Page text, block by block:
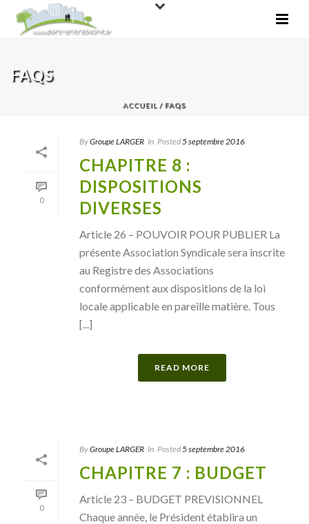
FAQS
ACCUEIL / FAQS
0
ByGroupe LARGER In Posted5 septembre 2016
CHAPITRE 8 :
DISPOSITIONS
DIVERSES
Article 26 – POUVOIR POUR PUBLIER La
présente Association Syndicale sera inscrite
au Registre des Associations
conformément aux dispositions de la loi
locale applicable en pareille matière. Tous
[...]
READ MORE
0
ByGroupe LARGER In Posted5 septembre 2016
CHAPITRE 7 : BUDGET
Article 23 – BUDGET PREVISIONNEL
Chaque année, le Président établira un